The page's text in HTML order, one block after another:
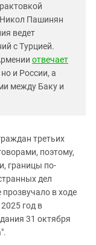
Пашинян
ведет
с Турцией.
отвечает
и России, а
между Баку и
третьих
поэтому,
границы по-
дел
в ходе
год в
31 октября